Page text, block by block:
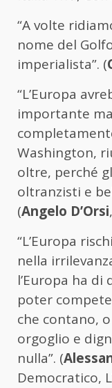
“A volte
nome del
imperialista”. (
“L’Europa
importante
Washington,
oltre, perché
oltranzisti e
(Angelo D’Orsi
“L’Europa
nella
l’Europa ha
poter
che contano,
orgoglio e
nulla”. (
Democratico,